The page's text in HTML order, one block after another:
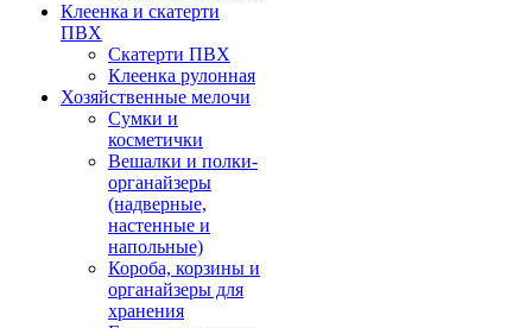
Клеенка и скатерти
ПВХ
Скатерти ПВХ
Клеенка рулонная
Хозяйственные мелочи
Сумки и
косметички
Вешалки и полки-
органайзеры
(надверные,
настенные и
напольные)
Короба, корзины и
органайзеры для
хранения